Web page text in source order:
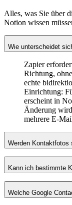
Alles, was Sie über
Notion wissen
Wie unterscheidet
Zapier
Richtung,
echte
Einrichtung:
erscheint in
Änderung
mehrere E-
Werden Kontaktfotos
Kann ich bestimmte
Welche Google